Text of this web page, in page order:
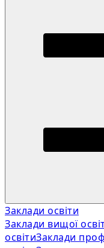
Заклади освіти
Заклади вищої
освітиЗаклади